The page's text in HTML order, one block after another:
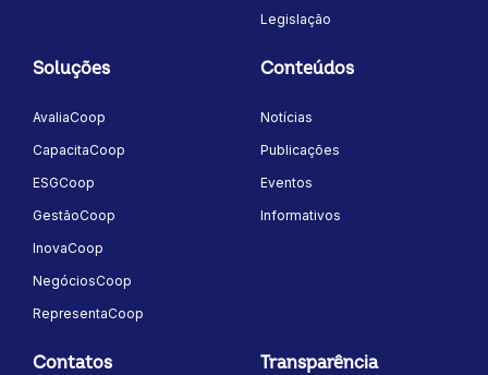
Legislação
Soluções
AvaliaCoop
CapacitaCoop
ESGCoop
GestãoCoop
InovaCoop
NegóciosCoop
RepresentaCoop
Conteúdos
Notícias
Publicações
Eventos
Informativos
Contatos Transparência